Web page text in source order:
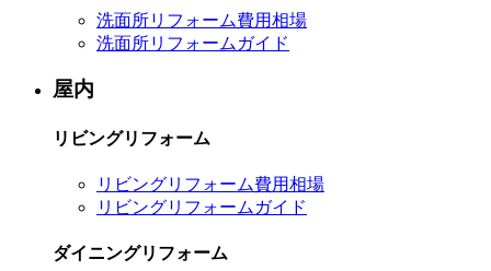
洗面所リフォーム費用相場
洗面所リフォームガイド
屋内
リビングリフォーム
リビングリフォーム費用相場
リビングリフォームガイド
ダイニングリフォーム